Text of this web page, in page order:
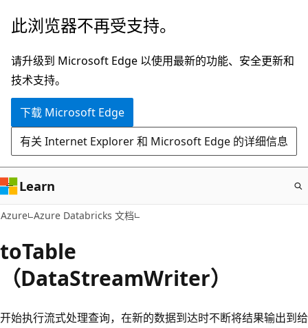
跳
主
要
内
此浏览器不再受支持。
请升级到 Microsoft Edge 以使用最新的功能、安全更新和
技术支持。
下载 Microsoft Edge
有关 Internet Explorer 和 Microsoft Edge 的详细信息
Learn
Azure Azure Databricks 文档
toTable
（DataStreamWriter）
开始执行流式处理查询，在新的数据到达时不断将结果输出到给